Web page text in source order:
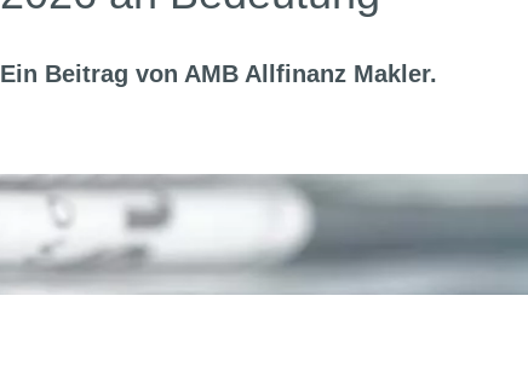
Ein Beitrag von AMB Allfinanz Makler.